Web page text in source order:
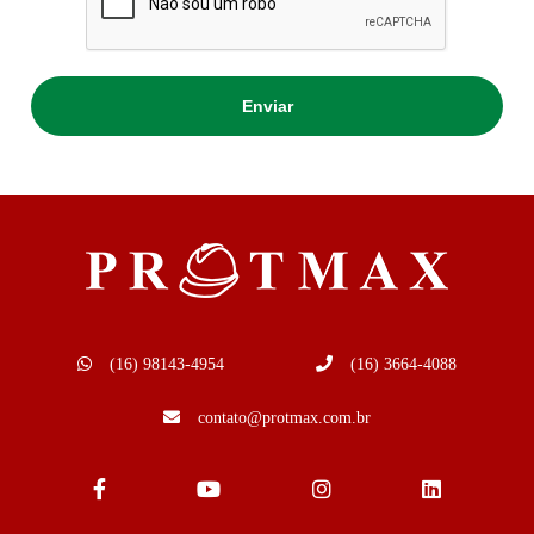
(16) 98143-4954 (16) 3664-4088
contato@protmax.com.br